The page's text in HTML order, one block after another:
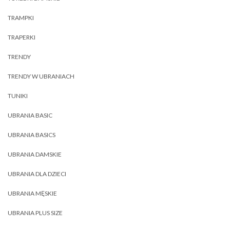
TRAMPKI
TRAPERKI
TRENDY
TRENDY W UBRANIACH
TUNIKI
UBRANIA BASIC
UBRANIA BASICS
UBRANIA DAMSKIE
UBRANIA DLA DZIECI
UBRANIA MĘSKIE
UBRANIA PLUS SIZE